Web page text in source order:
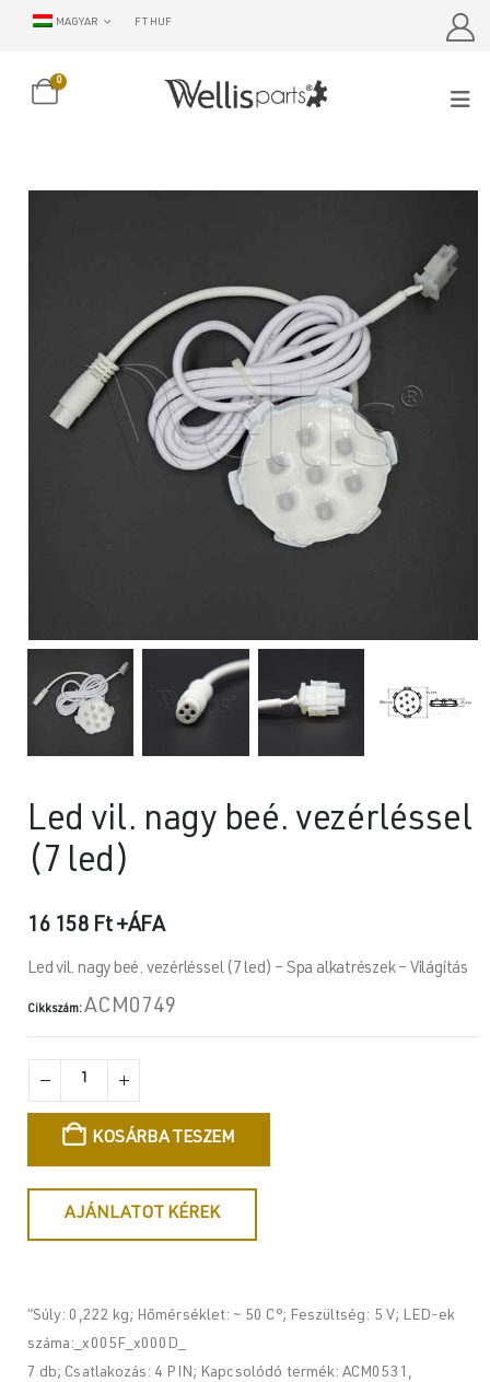
MAGYAR FT HUF
0
Led vil. nagy beé. vezérléssel
(7 led)
16 158 Ft+ÁFA
Led vil. nagy beé. vezérléssel (7 led) – Spa alkatrészek – Világítás
Cikkszám:ACM0749
KOSÁRBA TESZEM
AJÁNLATOT KÉREK
“Súly: 0,222 kg; Hőmérséklet: ~ 50 C°; Feszültség: 5 V; LED-ek
száma:_x005F_x000D_
7 db; Csatlakozás: 4 PIN; Kapcsolódó termék: ACM0531,